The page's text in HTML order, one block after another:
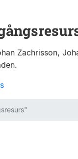
Zachrisson,